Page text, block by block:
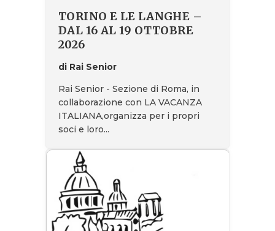
TORINO E LE LANGHE –
DAL 16 AL 19 OTTOBRE
2026
di Rai Senior
Rai Senior - Sezione di Roma, in
collaborazione con LA VACANZA
ITALIANA,organizza per i propri
soci e loro...